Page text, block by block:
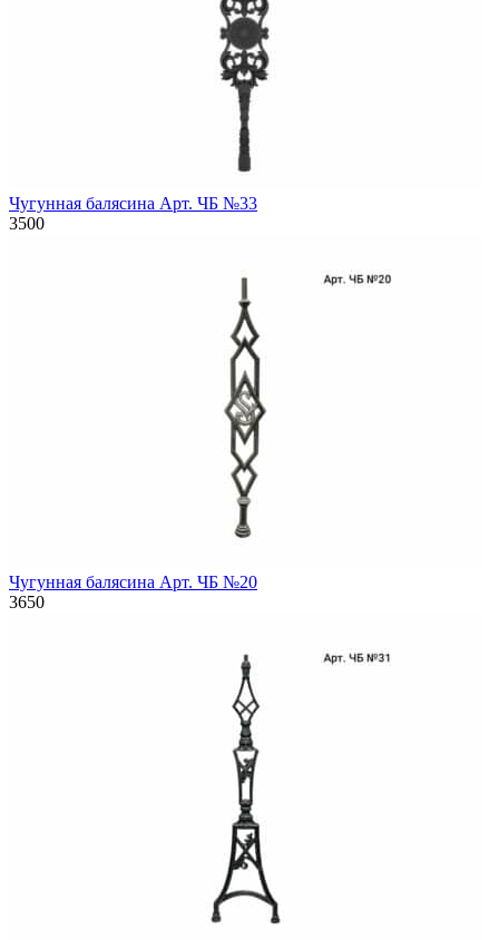
Чугунная балясина Арт. ЧБ №33
3500
Чугунная балясина Арт. ЧБ №20
3650